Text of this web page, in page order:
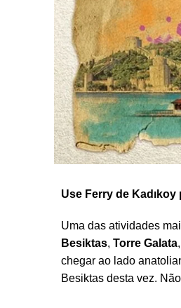
Use Ferry de
Uma das atividades
Besiktas, Torre Galata,
chegar ao lado
Besiktas desta vez.